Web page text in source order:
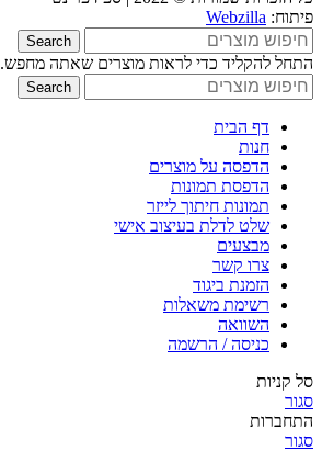
פיתוח: Webzilla
Search
התחל להקליד כדי לראות מוצרים שאתה מחפש.
Search
דף הבית
חנות
הדפסה על מוצרים
הדפסת תמונות
תמונות חיתוך לייזר
שלט לדלת בעיצוב אישי
מבצעים
צרו קשר
הזמנת ביגוד
רשימת משאלות
השוואה
כניסה / הרשמה
סל קניות
סגור
התחברות
סגור